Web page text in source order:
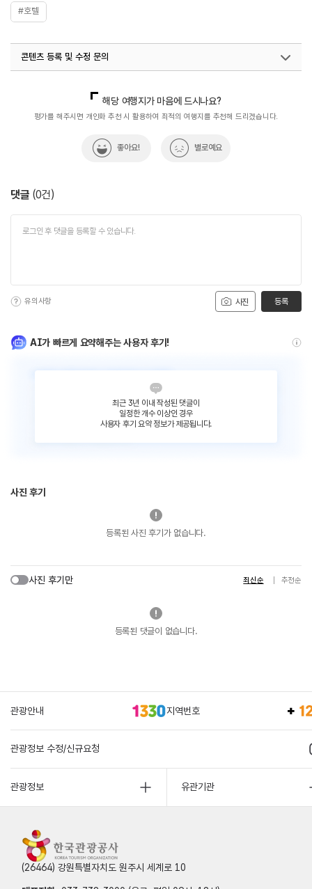
#호텔
콘텐츠 등록 및 수정 문의
해당 여행지가 마음에 드시나요?
평가를 해주시면 개인화 추천 시 활용하여 최적의 여행지를 추천해 드리겠습니다.
좋아요! 별로예요
댓글 (0건)
사진
유의사항 등록
AI가 빠르게 요약해주는 사용자 후기!
최근 3년 이내 작성된 댓글이
일정한 개수 이상인 경우
사용자 후기 요약 정보가 제공됩니다.
사진 후기
등록된 사진 후기가 없습니다.
사진 후기만 최신순 추천순
등록된 댓글이 없습니다.
관광안내 지역번호
관광정보 수정/신규요청
관광정보 유관기관
(26464) 강원특별자치도 원주시 세계로 10